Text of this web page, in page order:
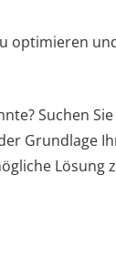
optimieren
Suchen
Grundlage
Lösung